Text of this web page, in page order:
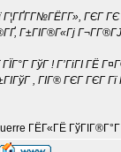
Г¦ГҐГ­Г№ГЁГ­Г», ГЄГ
Г±ГІГ®Г«Гј
ГўГ ! Г’ГіГІ ГЁ
, ГІГ® ГЄГ ГЄГ
ГЁГ«ГЁ